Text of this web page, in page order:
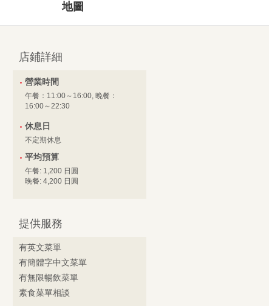
地圖
店鋪詳細
營業時間
午餐：11:00～16:00, 晚餐：
16:00～22:30
休息日
不定期休息
平均預算
午餐: 1,200 日圓
晚餐: 4,200 日圓
提供服務
有英文菜單
有簡體字中文菜單
有無限暢飲菜單
素食菜單相談